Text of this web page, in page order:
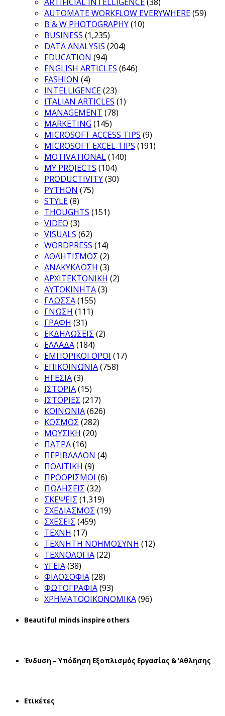
AUTOMATE WORKFLOW EVERYWHERE(59)
B & W PHOTOGRAPHY(10)
BUSINESS (1,235)
DATA ANALYSIS (204)
EDUCATION (94)
ENGLISH ARTICLES (646)
FASHION (4)
INTELLIGENCE(23)
ITALIAN ARTICLES (1)
MANAGEMENT (78)
MARKETING (145)
MICROSOFT ACCESS TIPS (9)
MICROSOFT EXCEL TIPS (191)
MOTIVATIONAL(140)
MY PROJECTS (104)
PRODUCTIVITY(30)
PYTHON (75)
STYLE(8)
THOUGHTS (151)
VIDEO (3)
VISUALS (62)
WORDPRESS (14)
ΑΘΛΗΤΙΣΜΟΣ (2)
ΑΝΑΚΥΚΛΩΣΗ (3)
ΑΡΧΙΤΕΚΤΟΝΙΚΗ (2)
ΑΥΤΟΚΙΝΗΤΑ(3)
ΓΛΩΣΣΑ(155)
ΓΝΩΣΗ (111)
ΓΡΑΦΗ (31)
ΕΚΔΗΛΩΣΕΙΣ (2)
ΕΛΛΑΔΑ(184)
ΕΜΠΟΡΙΚΟΙ ΟΡΟΙ (17)
ΕΠΙΚΟΙΝΩΝΙΑ(758)
ΗΓΕΣΙΑ(3)
ΙΣΤΟΡΙΑ(15)
ΙΣΤΟΡΙΕΣ (217)
ΚΟΙΝΩΝΙΑ(626)
ΚΟΣΜΟΣ (282)
ΜΟΥΣΙΚΗ (20)
ΠΑΤΡΑ(16)
ΠΕΡΙΒΑΛΛΟΝ (4)
ΠΟΛΙΤΙΚΗ (9)
ΠΡΟΟΡΙΣΜΟΙ (6)
ΠΩΛΗΣΕΙΣ (32)
ΣΚΕΨΕΙΣ (1,319)
ΣΧΕΔΙΑΣΜΟΣ (19)
ΣΧΕΣΕΙΣ (459)
ΤΕΧΝΗ (17)
ΤΕΧΝΗΤΗ ΝΟΗΜΟΣΥΝΗ (12)
ΤΕΧΝΟΛΟΓΙΑ(22)
ΥΓΕΙΑ(38)
ΦΙΛΟΣΟΦΙΑ(28)
ΦΩΤΟΓΡΑΦΙΑ(93)
ΧΡΗΜΑΤΟΟΙΚΟΝΟΜΙΚΑ(96)
Beautiful minds inspire others
Ένδυση – Υπόδηση Εξοπλισμός Εργασίας & ‘Aθλησης
Ετικέτες